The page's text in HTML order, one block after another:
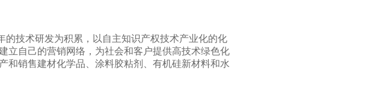
的技术研发为积累，以自主知识产权技术产业化的化
立自己的营销网络，为社会和客户提供高技术绿色化
和销售建材化学品、涂料胶粘剂、有机硅新材料和水